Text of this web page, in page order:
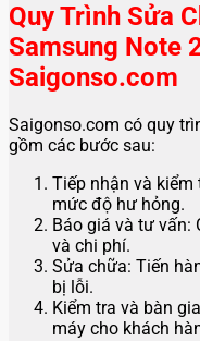
Quy Trình Sửa
Samsung Note
Saigonso.com
Saigonso.com có quy
gồm các bước sau:
Tiếp nhận và kiểm
mức độ hư hỏng.
Báo giá và tư vấn:
và chi phí.
Sửa chữa: Tiến
bị lỗi.
Kiểm tra và bàn
máy cho khách